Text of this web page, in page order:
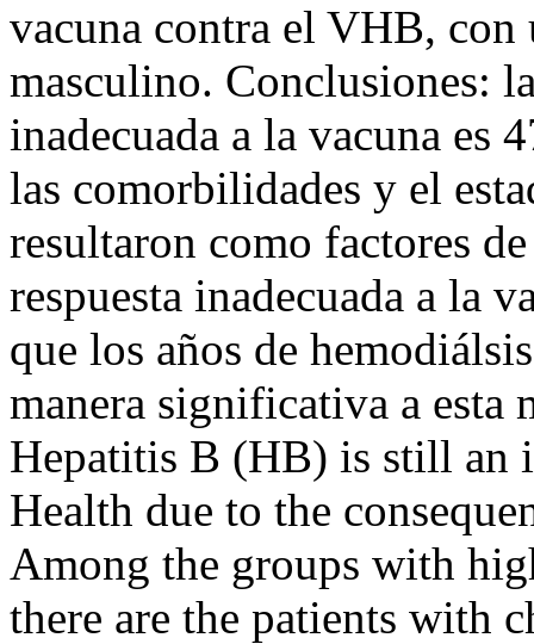
vacuna contra el VHB,
masculino. Conclusiones:
inadecuada a la vacuna es
las comorbilidades y el
resultaron como factores
respuesta inadecuada a la
que los años de
manera significativa a esta
Hepatitis B (HB) is still an
Health due to the
Among the groups with
there are the patients with